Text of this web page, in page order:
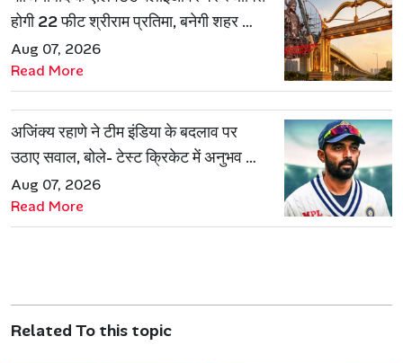
होगी 22 फीट श्रीराम प्रतिमा, बनेगी शहर की
नई पहचान
Aug 07, 2026
Read More
अजिंक्य रहाणे ने टीम इंडिया के बदलाव पर
उठाए सवाल, बोले- टेस्ट क्रिकेट में अनुभव की
जरूरत हमेशा रहेगी
Aug 07, 2026
Read More
Related To this topic